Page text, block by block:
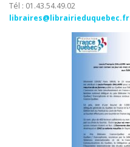
Tél : 01.43.54.49.02
libraires@librairieduquebec.fr